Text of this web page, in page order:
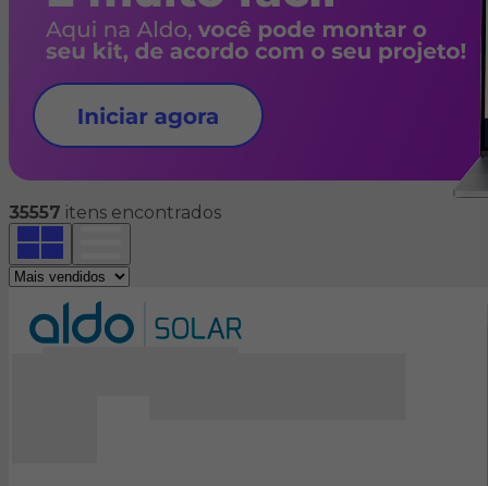
35557 itens encontrados